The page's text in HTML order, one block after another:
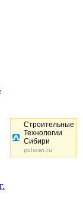
Строительные
Технологии
Сибири
pulscen.ru